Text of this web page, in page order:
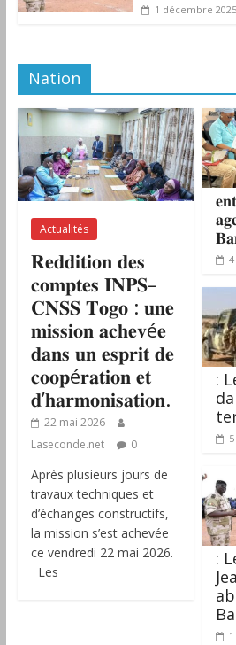
1 décembre 2025
Nation
Actualités
𝐑𝐞𝐝𝐝𝐢𝐭𝐢𝐨𝐧 𝐝𝐞𝐬
𝐜𝐨𝐦𝐩𝐭𝐞𝐬 𝐈𝐍𝐏𝐒–
𝐂𝐍𝐒𝐒 𝐓𝐨𝐠𝐨 : 𝐮𝐧𝐞
𝐦𝐢𝐬𝐬𝐢𝐨𝐧 𝐚𝐜𝐡𝐞𝐯é𝐞
𝐝𝐚𝐧𝐬 𝐮𝐧 𝐞𝐬𝐩𝐫𝐢𝐭 𝐝𝐞
𝐜𝐨𝐨𝐩é𝐫𝐚𝐭𝐢𝐨𝐧 𝐞𝐭
𝐝’𝐡𝐚𝐫𝐦𝐨𝐧𝐢𝐬𝐚𝐭𝐢𝐨𝐧.
22 mai 2026
Laseconde.net
0
Après plusieurs jours de
travaux techniques et
d’échanges constructifs,
la mission s’est achevée
ce vendredi 22 mai 2026.
Les
:
: